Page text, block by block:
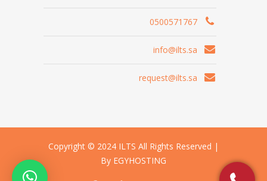
0500571767
info@ilts.sa
request@ilts.sa
Copyright © 2024 ILTS All Rights Reserved |
By EGYHOSTING